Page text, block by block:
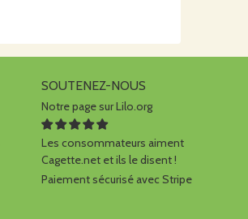
SOUTENEZ-NOUS
Notre page sur Lilo.org
Les consommateurs aiment
Cagette.net et ils le disent !
Paiement sécurisé avec Stripe